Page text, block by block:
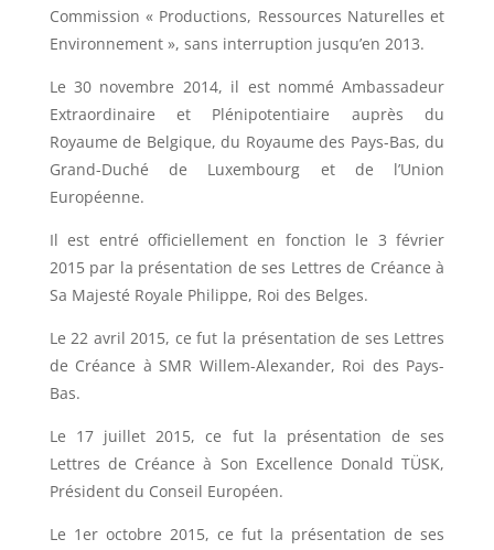
Commission « Productions, Ressources Naturelles et
Environnement », sans interruption jusqu’en 2013.
Le 30 novembre 2014, il est nommé Ambassadeur
Extraordinaire et Plénipotentiaire auprès du
Royaume de Belgique, du Royaume des Pays-Bas, du
Grand-Duché de Luxembourg et de l’Union
Européenne.
Il est entré officiellement en fonction le 3 février
2015 par la présentation de ses Lettres de Créance à
Sa Majesté Royale Philippe, Roi des Belges.
Le 22 avril 2015, ce fut la présentation de ses Lettres
de Créance à SMR Willem-Alexander, Roi des Pays-
Bas.
Le 17 juillet 2015, ce fut la présentation de ses
Lettres de Créance à Son Excellence Donald TÜSK,
Président du Conseil Européen.
Le 1er octobre 2015, ce fut la présentation de ses